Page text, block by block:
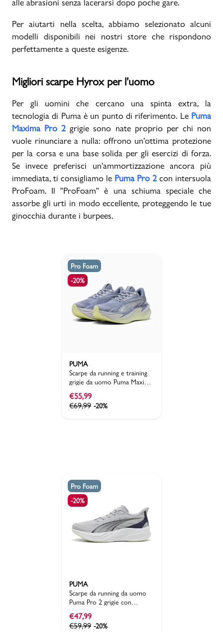
alle abrasioni senza lacerarsi dopo poche gare.
Per aiutarti nella scelta, abbiamo selezionato alcuni
modelli disponibili nei nostri store che rispondono
perfettamente a queste esigenze.
Migliori scarpe Hyrox per l’uomo
Per gli uomini che cercano una spinta extra, la
tecnologia di Puma è un punto di riferimento. Le Puma
Maxima Pro 2grigie sono nate proprio per chi non
vuole rinunciare a nulla: offrono un'ottima protezione
per la corsa e una base solida per gli esercizi di forza.
Se invece preferisci un'ammortizzazione ancora più
immediata, ti consigliamo le Puma Pro 2con intersuola
ProFoam. Il "ProFoam" è una schiuma speciale che
assorbe gli urti in modo eccellente, proteggendo le tue
ginocchia durante i burpees.
Pro Foam
-20%
PUMA
Scarpe da running e training
grigie da uomo Puma Maxima
Pro 2
€55,99
€69,99 -20%
Pro Foam
-20%
PUMA
Scarpe da running da uomo
Puma Pro 2 grigie con
intersuola PROFOAM
€47,99
€59,99 -20%